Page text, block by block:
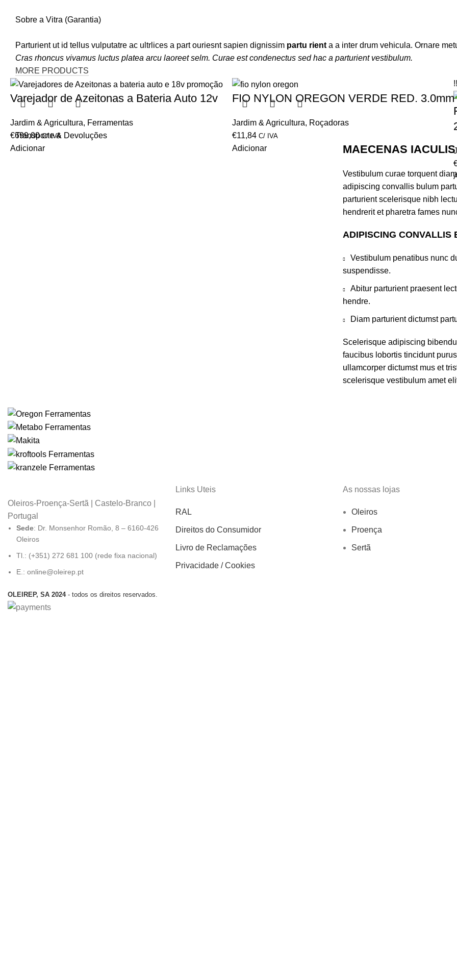
Sobre a Vitra (Garantia)
Parturient ut id tellus vulputatre ac ultrlices a part ouriesnt sapien dignissim partu rient a a inter drum vehicula. Ornare
Cras rhoncus vivamus luctus platea arcu laoreet selm. Curae est condenectus sed hac a parturient vestibulum.
MORE PRODUCTS
Varejador de Azeitonas a Bateria Auto 12v
Jardim & Agricultura, Ferramentas
€699,00 C/ IVA
Adicionar
FIO NYLON OREGON VERDE RED. 3.0mm
Jardim & Agricultura, Roçadoras
€11,84 C/ IVA
Adicionar
!!
Transporte & Devoluções
MAECENAS IACULIS
Vestibulum curae torquent
adipiscing convallis bulum
parturient scelerisque nibh
hendrerit et pharetra fames
ADIPISCING CONVALLIS
Vestibulum penatibus nunc
suspendisse.
Abitur parturient praesent
hendre.
Diam parturient dictumst
Scelerisque adipiscing
faucibus lobortis tincidunt
ullamcorper dictumst mus et
scelerisque vestibulum amet
Oleiros-Proença-Sertã | Castelo-Branco |
Portugal
Sede: Dr. Monsenhor Romão, 8 – 6160-426
Oleiros
Tl.: (+351) 272 681 100 (rede fixa nacional)
E.: online@oleirep.pt
Links Uteis
RAL
Direitos do Consumidor
Livro de Reclamações
Privacidade / Cookies
As nossas lojas
Oleiros
Proença
Sertã
OLEIREP, SA 2024 - todos os direitos reservados.